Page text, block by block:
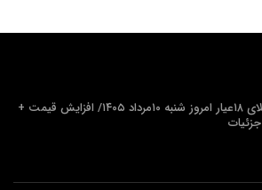
قیمت طلای ۱۸عیار امروز شنبه ۱۰مرداد ۱۴۰۵/ افزایش قیمت +